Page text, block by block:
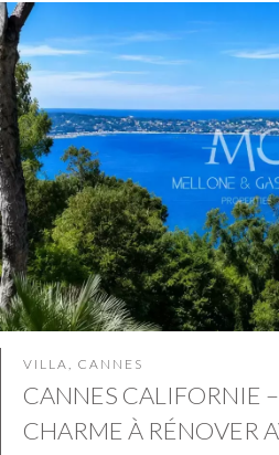
VILLA, CANNES
CANNES CALIFORNIE
CHARME À RÉNOVER